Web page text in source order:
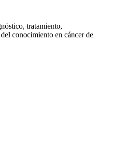
tratamiento,
conocimiento en cáncer de